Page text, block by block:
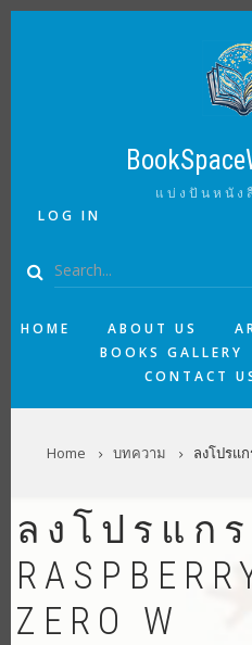
Skip
แบ่งปันหนัง
USER
LOG IN
Search
MAIN
NAVIGATION
HOME ABOUT US
BOOKS GALLERY
CONTACT
Home บทความ ลงโปรแ
ลงโปรแก
ZERO W